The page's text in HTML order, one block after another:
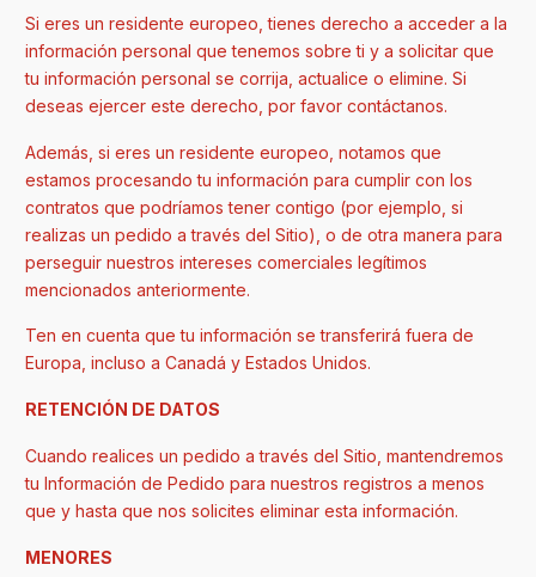
Si eres un residente europeo, tienes derecho a acceder a la
información personal que tenemos sobre ti y a solicitar que
tu información personal se corrija, actualice o elimine. Si
deseas ejercer este derecho, por favor contáctanos.
Además, si eres un residente europeo, notamos que
estamos procesando tu información para cumplir con los
contratos que podríamos tener contigo (por ejemplo, si
realizas un pedido a través del Sitio), o de otra manera para
perseguir nuestros intereses comerciales legítimos
mencionados anteriormente.
Ten en cuenta que tu información se transferirá fuera de
Europa, incluso a Canadá y Estados Unidos.
RETENCIÓN DE DATOS
Cuando realices un pedido a través del Sitio, mantendremos
tu Información de Pedido para nuestros registros a menos
que y hasta que nos solicites eliminar esta información.
MENORES